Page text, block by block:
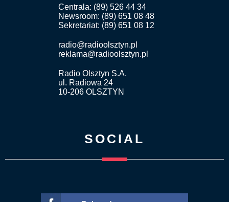
Centrala: (89) 526 44 34
Newsroom: (89) 651 08 48
Sekretariat: (89) 651 08 12
radio@radioolsztyn.pl
reklama@radioolsztyn.pl
Radio Olsztyn S.A.
ul. Radiowa 24
10-206 OLSZTYN
SOCIAL